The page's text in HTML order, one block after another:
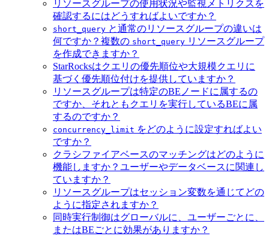
リソースグループの使用状況や監視メトリクスを
確認するにはどうすればよいですか？
short_query と通常のリソースグループの違いは
何ですか？複数の short_query リソースグループ
を作成できますか？
StarRocksはクエリの優先順位や大規模クエリに
基づく優先順位付けを提供していますか？
リソースグループは特定のBEノードに属するの
ですか、それともクエリを実行しているBEに属
するのですか？
concurrency_limit をどのように設定すればよい
ですか？
クラシファイアベースのマッチングはどのように
機能しますか？ユーザーやデータベースに関連し
ていますか？
リソースグループはセッション変数を通じてどの
ように指定されますか？
同時実行制御はグローバルに、ユーザーごとに、
またはBEごとに効果がありますか？